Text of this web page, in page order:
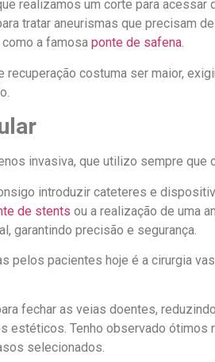
realizamos um corte para acessar
tratar aneurismas que precisam
a famosa ponte de safena.
costuma ser maior,
invasiva, que utilizo sempre que
introduzir cateteres e
de stents ou a realização de uma
garantindo precisão e segurança.
pelos pacientes hoje é a cirurgia
fechar as veias doentes,
estéticos. Tenho observado ótimos
selecionados.